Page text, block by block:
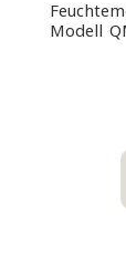
Modell